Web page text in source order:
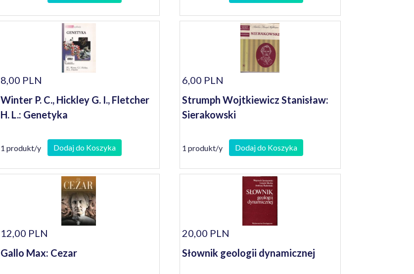
8,00 PLN
Winter P. C., Hickley G. I., Fletcher
H. L.: Genetyka
1 produkt/y Dodaj do Koszyka
6,00 PLN
Strumph Wojtkiewicz Stanisław:
Sierakowski
1 produkt/y Dodaj do Koszyka
12,00 PLN
Gallo Max: Cezar
20,00 PLN
Słownik geologii dynamicznej